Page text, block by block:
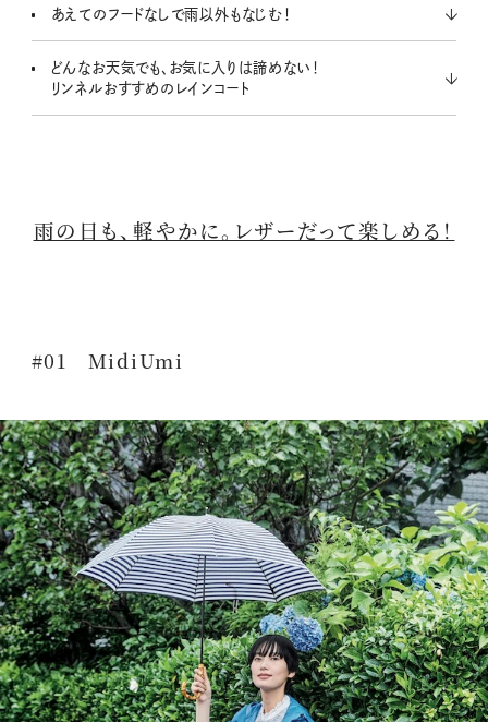
あえてのフードなしで雨以外もなじむ！
どんなお天気でも、お気に入りは諦めない！
リンネルおすすめのレインコート
雨の日も、軽やかに。レザーだって楽しめる！
#01 MidiUmi